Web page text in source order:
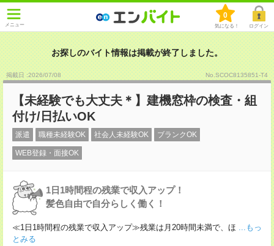
メニュー
0
気になる！ ログイン
お探しのバイト情報は掲載が終了しました。
掲載日 :2026/07/08 No.SCOC8135851-T4
【未経験でも大丈夫＊】建機窓枠の検査・組
付け/日払いOK
派遣 職種未経験OK 社会人未経験OK ブランクOK
WEB登録・面接OK
1日1時間程の残業で収入アップ！
髪色自由で自分らしく働く！
≪1日1時間程の残業で収入アップ≫残業は月20時間未満で、ほ ...もっ
とみる